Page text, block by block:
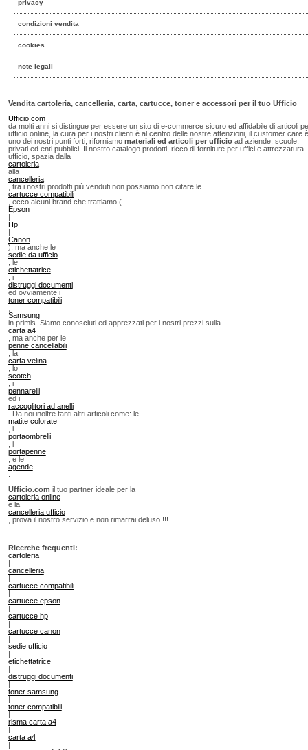
privacy
condizioni vendita
cookies
note legali
Vendita cartoleria, cancelleria, carta, cartucce, toner e accessori per il tuo Ufficio
Ufficio.com
da molti anni si distingue per essere un sito di e-commerce sicuro ed affidabile di articoli
ufficio online, la cura per i nostri clienti è al centro delle nostre attenzioni, il customer care è
uno dei nostri punti forti, riforniamo materiali ed articoli per ufficioad aziende, scuole,
privati ed enti pubblici. Il nostro catalogo prodotti, ricco di forniture per uffici e attrezzatura
ufficio, spazia dalla
cartoleria
alla
cancelleria
, tra i nostri prodotti più venduti non possiamo non citare le
cartucce compatibili
, ecco alcuni brand che trattiamo (
Epson
|
Hp
|
Canon
), ma anche le
sedie da ufficio
, le
etichettatrice
, i
distruggi documenti
ed ovviamente i
toner compatibili
Samsung
in primis. Siamo conosciuti ed apprezzati per i nostri prezzi sulla
carta a4
, ma anche per le
penne cancellabili
, la
carta velina
, lo
scotch
, i
pennarelli
ed i
raccoglitori ad anelli
. Da noi inoltre tanti altri articoli come: le
matite colorate
, i
portaombrelli
, i
portapenne
, e le
agende
Ufficio.com il tuo partner ideale per la
cartoleria online
e la
cancelleria ufficio
, prova il nostro servizio e non rimarrai deluso !!!
Ricerche frequenti:
cartoleria
|
cancelleria
|
cartucce compatibili
|
cartucce epson
|
cartucce hp
|
cartucce canon
|
sedie ufficio
|
etichettatrice
|
distruggi documenti
|
toner samsung
|
toner compatibili
|
risma carta a4
|
carta a4
|